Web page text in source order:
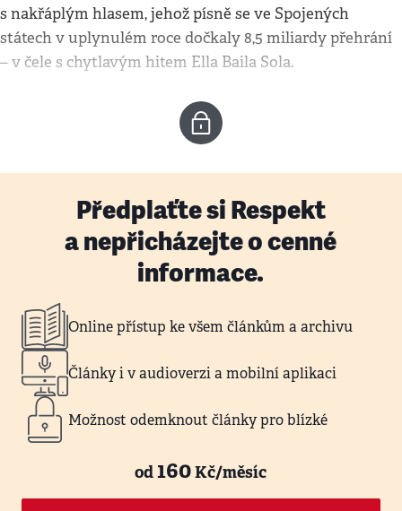
s nakřáplým hlasem, jehož písně se ve Spojených
státech v uplynulém roce dočkaly 8,5 miliardy přehrání
– v čele s chytlavým hitem Ella Baila Sola.
Předplaťte si Respekt
a nepřicházejte o cenné
informace.
Online přístup ke všem článkům a archivu
Články i v audioverzi a mobilní aplikaci
Možnost odemknout články pro blízké
od160Kč/měsíc